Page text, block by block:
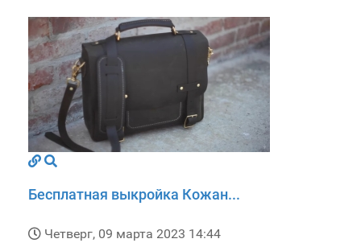
Бесплатная выкройка Кожан...
Четверг, 09 марта 2023 14:44